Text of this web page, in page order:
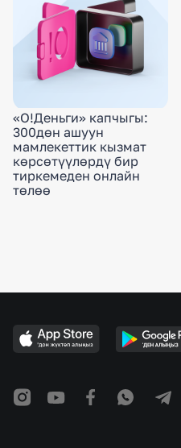
«О!Деньги» капчыгы:
300дөн ашуун
мамлекеттик кызмат
көрсөтүүлөрдү бир
тиркемеден онлайн
төлөө